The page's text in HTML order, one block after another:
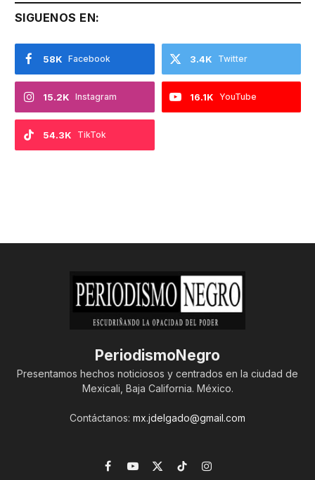
SIGUENOS EN:
Facebook
58K Twitter
3.4K
Instagram
15.2K YouTube
16.1K
TikTok
54.3K
PeriodismoNegro
Presentamos hechos noticiosos y centrados en la ciudad de
Mexicali, Baja California. México.
Contáctanos: mx.jdelgado@gmail.com
Facebook
YouTube
X TikTokInstagram